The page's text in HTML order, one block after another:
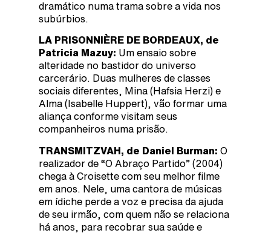
dramático numa trama sobre a vida nos
subúrbios.
LA PRISONNIÈRE DE BORDEAUX, de
Patricia Mazuy: Um ensaio sobre
alteridade no bastidor do universo
carcerário. Duas mulheres de classes
sociais diferentes, Mina (Hafsia Herzi) e
Alma (Isabelle Huppert), vão formar uma
aliança conforme visitam seus
companheiros numa prisão.
TRANSMITZVAH, de Daniel Burman: O
realizador de “O Abraço Partido” (2004)
chega à Croisette com seu melhor filme
em anos. Nele, uma cantora de músicas
em ídiche perde a voz e precisa da ajuda
de seu irmão, com quem não se relaciona
há anos, para recobrar sua saúde e